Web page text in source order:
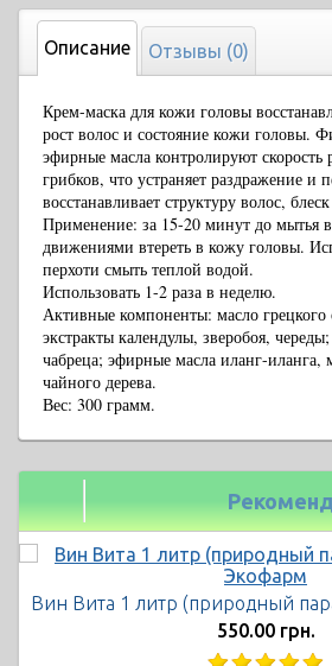
Описание Отзывы (0)
Крем-маска для кожи головы
рост волос и состояние кожи головы.
эфирные масла контролируют скорость
грибков, что устраняет раздражение и
восстанавливает структуру волос,
Применение: за 15-20 минут до мытья
движениями втереть в кожу головы.
перхоти смыть теплой водой.
Использовать 1-2 раза в неделю.
Активные компоненты: масло
экстракты календулы, зверобоя,
чабреца; эфирные масла иланг-иланга,
чайного дерева.
Вес: 300 грамм.
550.00 грн.